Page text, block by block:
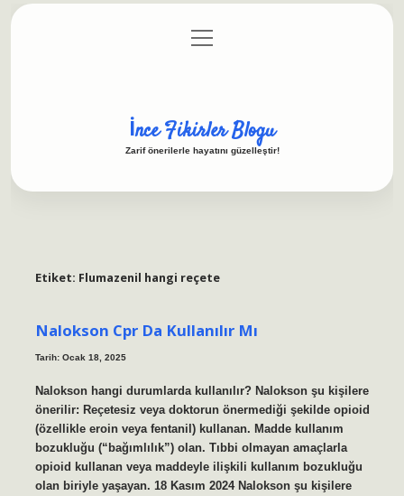
Gizlilik Politikası
menüyü
aç
İnce Fikirler Blogu
Zarif önerilerle hayatını güzelleştir!
Etiket: Flumazenil hangi reçete
Nalokson Cpr Da Kullanılır Mı
Tarih: Ocak 18, 2025
Nalokson hangi durumlarda kullanılır? Nalokson şu kişilere
önerilir: Reçetesiz veya doktorun önermediği şekilde opioid
(özellikle eroin veya fentanil) kullanan. Madde kullanım
bozukluğu (“bağımlılık”) olan. Tıbbi olmayan amaçlarla
opioid kullanan veya maddeyle ilişkili kullanım bozukluğu
olan biriyle yaşayan. 18 Kasım 2024 Nalokson şu kişilere